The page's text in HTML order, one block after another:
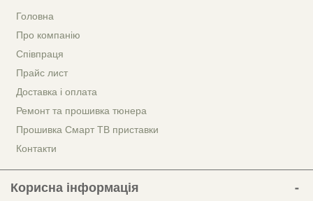
Головна
Про компанію
Співпраця
Прайс лист
Доставка і оплата
Ремонт та прошивка тюнера
Прошивка Смарт ТВ приставки
Контакти
Корисна інформація